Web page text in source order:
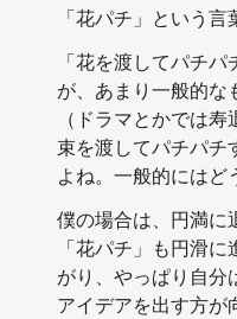
「花パチ」という
「花を渡してパチ
が、あまり一般的な
（ドラマとかでは
束を渡してパチパチ
よね。一般的にはど
僕の場合は、円満に
「花パチ」も円滑
がり、やっぱり自分
アイデアを出す方が